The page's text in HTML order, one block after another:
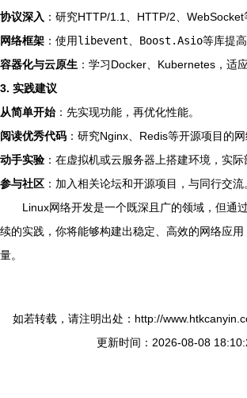
协议深入 ：研究HTTP/1.1、HTTP/2、WebSocket
网络框架 ：使用libevent Boost.Asio等库提高
容器化与云原生 ：学习Docker、Kubernetes，适
3. 实践建议
从简单开始：先实现功能，再优化性能。
阅读优秀代码 ：研究Nginx、Redis等开源项目的网
动手实验 ：在虚拟机或云服务器上搭建环境，实际
参与社区 ：加入相关论坛和开源项目，与同行交流
Linux网络开发是一个既深且广的领域，但通
续的实践，你将能够构建出稳定、高效的网络应
量。
如若转载，请注明出处：http://
更新时间：2026-08-08